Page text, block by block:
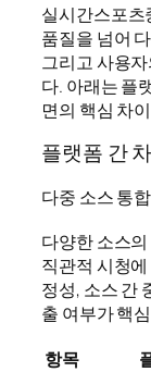
실시간스포츠
품질을 넘어
그리고 사용
다. 아래는 플
면의 핵심 차
플랫폼 간
다중 소스 통
다양한 소스
직관적 시청
정성, 소스 간
출 여부가 핵
항목